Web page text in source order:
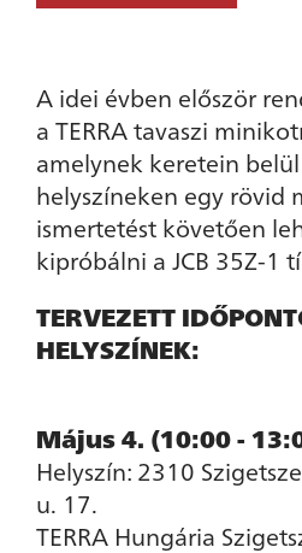
A idei évben először
a TERRA tavaszi
amelynek keretein
helyszíneken egy rövid
ismertetést követően
kipróbálni a JCB 35Z-1
TERVEZETT
HELYSZÍNEK:
Május 4. (10:00 -
Helyszín: 2310
u. 17.
TERRA Hungária